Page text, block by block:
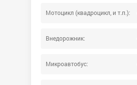
Мотоцикл (квадроцикл, и т.п.):
Внедорожник:
Микроавтобус: